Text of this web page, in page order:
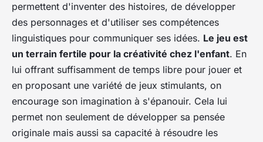
permettent d'inventer des histoires, de développer
des personnages et d'utiliser ses compétences
linguistiques pour communiquer ses idées. Le jeu est
un terrain fertile pour la créativité chez l'enfant. En
lui offrant suffisamment de temps libre pour jouer et
en proposant une variété de jeux stimulants, on
encourage son imagination à s'épanouir. Cela lui
permet non seulement de développer sa pensée
originale mais aussi sa capacité à résoudre les